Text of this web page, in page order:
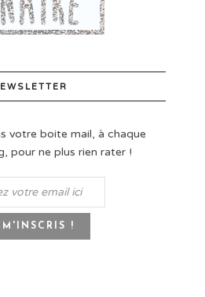
votre boite mail, à chaque
pour ne plus rien rater !